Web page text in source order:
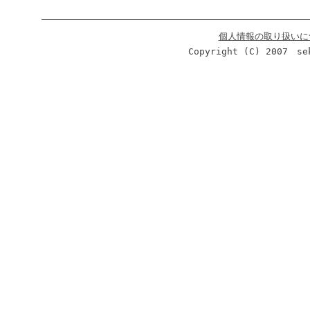
個人情報の取り扱い
Copyright (C) 2007